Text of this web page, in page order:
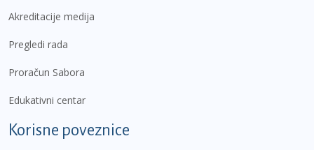
Akreditacije medija
Pregledi rada
Proračun Sabora
Edukativni centar
Korisne poveznice